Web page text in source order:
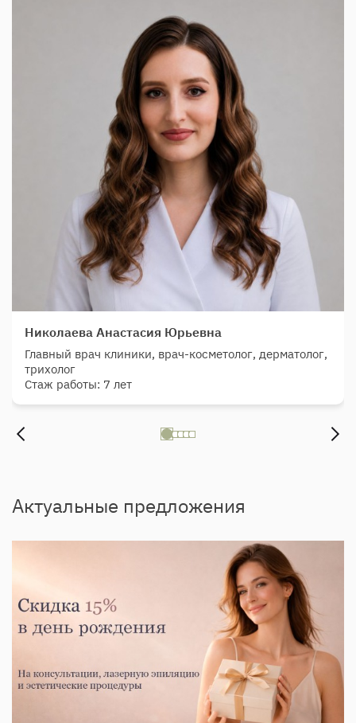
Николаева Анастасия Юрьевна
Главный врач клиники, врач-косметолог, дерматолог,
трихолог
Стаж работы: 7 лет
Актуальные предложения